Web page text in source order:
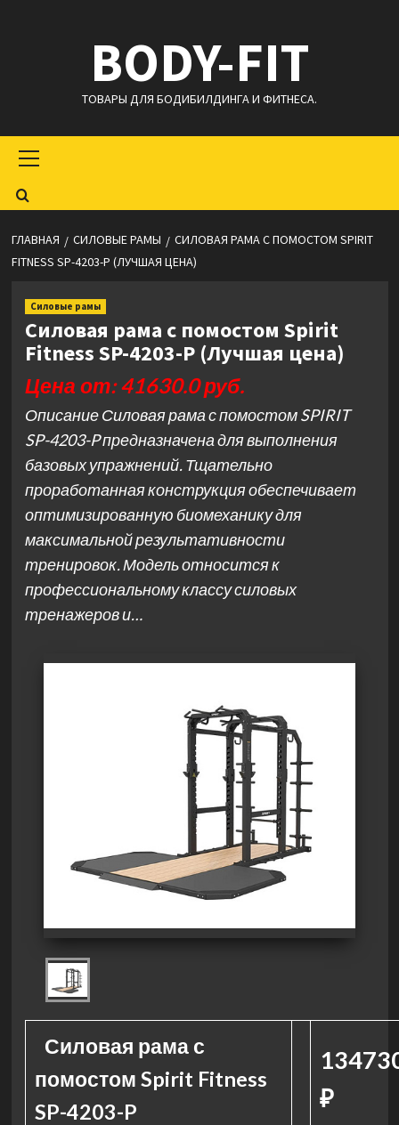
BODY-FIT
ТОВАРЫ ДЛЯ БОДИБИЛДИНГА И ФИТНЕСА.
меню
ГЛАВНАЯ СИЛОВЫЕ РАМЫ
СИЛОВАЯ РАМА С ПОМОСТОМ SPIRIT
FITNESS SP-4203-P (ЛУЧШАЯ ЦЕНА)
Силовые рамы
Силовая рама с помостом Spirit
Fitness SP-4203-P (Лучшая цена)
Цена от: 41630.0 руб.
Описание Силовая рама с помостом SPIRIT
SP-4203-P предназначена для выполнения
базовых упражнений. Тщательно
проработанная конструкция обеспечивает
оптимизированную биомеханику для
максимальной результативности
тренировок. Модель относится к
профессиональному классу силовых
тренажеров и…
Силовая рама с
помостом Spirit Fitness
SP-4203-P
₽